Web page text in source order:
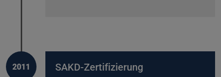
SAKD-Zertifizierung
2011